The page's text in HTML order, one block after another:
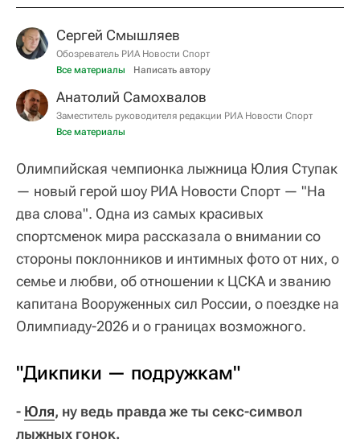
Сергей Смышляев
Обозреватель РИА Новости Спорт
Все материалы
Написать автору
Анатолий Самохвалов
Заместитель руководителя редакции РИА Новости Спорт
Все материалы
Олимпийская чемпионка лыжница Юлия Ступак
— новый герой шоу РИА Новости Спорт — "На
два слова". Одна из самых красивых
спортсменок мира рассказала о внимании со
стороны поклонников и интимных фото от них, о
семье и любви, об отношении к ЦСКА и званию
капитана Вооруженных сил России, о поездке на
Олимпиаду-2026 и о границах возможного.
"Дикпики — подружкам"
- Юля, ну ведь правда же ты секс-символ
лыжных гонок.